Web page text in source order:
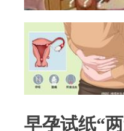
早孕试纸“